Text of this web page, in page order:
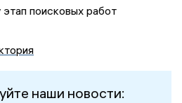
поисковых работ
наши новости: